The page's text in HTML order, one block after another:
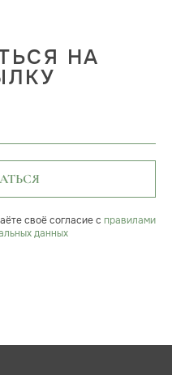
НА
своё согласие с правилами
данных